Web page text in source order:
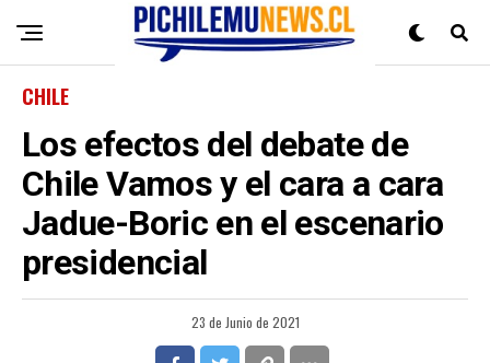
CHILE
Los efectos del debate de
Chile Vamos y el cara a cara
Jadue-Boric en el escenario
presidencial
23 de Junio de 2021